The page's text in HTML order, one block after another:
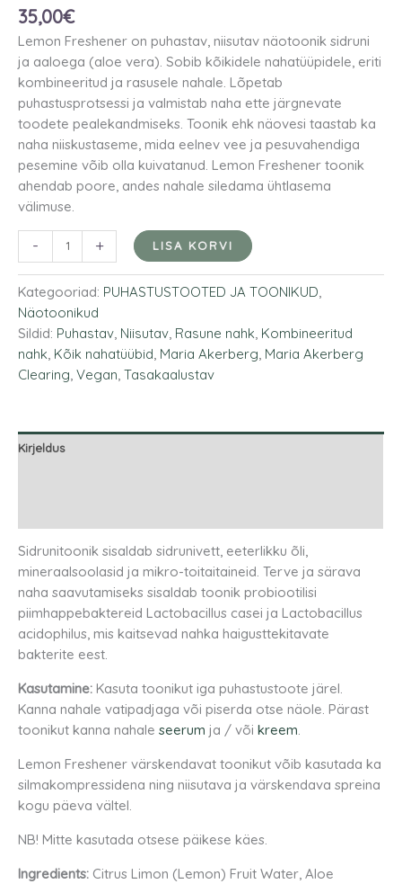
35,00€
Lemon Freshener on puhastav, niisutav näotoonik sidruni
ja aaloega (aloe vera). Sobib kõikidele nahatüüpidele, eriti
kombineeritud ja rasusele nahale. Lõpetab
puhastusprotsessi ja valmistab naha ette järgnevate
toodete pealekandmiseks. Toonik ehk näovesi taastab ka
naha niiskustaseme, mida eelnev vee ja pesuvahendiga
pesemine võib olla kuivatanud. Lemon Freshener toonik
ahendab poore, andes nahale siledama ühtlasema
välimuse.
- + LISA KORVI
Kategooriad: PUHASTUSTOOTED JA TOONIKUD,
Näotoonikud
Sildid: Puhastav, Niisutav, Rasune nahk, Kombineeritud
nahk, Kõik nahatüübid, Maria Akerberg, Maria Akerberg
Clearing,Vegan,Tasakaalustav
Kirjeldus
Sidrunitoonik sisaldab sidrunivett, eeterlikku õli,
mineraalsoolasid ja mikro-toitaitaineid. Terve ja särava
naha saavutamiseks sisaldab toonik probiootilisi
piimhappebaktereid Lactobacillus casei ja Lactobacillus
acidophilus, mis kaitsevad nahka haigusttekitavate
bakterite eest.
Kasutamine: Kasuta toonikut iga puhastustoote järel.
Kanna nahale vatipadjaga või piserda otse näole. Pärast
toonikut kanna nahaleseerum ja / võikreem.
Lemon Freshener värskendavat toonikut võib kasutada ka
silmakompressidena ning niisutava ja värskendava spreina
kogu päeva vältel.
NB! Mitte kasutada otsese päikese käes.
Ingredients: Citrus Limon (Lemon) Fruit Water, Aloe